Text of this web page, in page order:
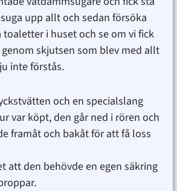
upp allt och sedan försöka
i huset och se om vi fick
skjutsen som blev med allt
inte förstås.
och en specialslang
var köpt, den går ned i rören och
framåt och bakåt för att få loss
att den behövde en egen säkring